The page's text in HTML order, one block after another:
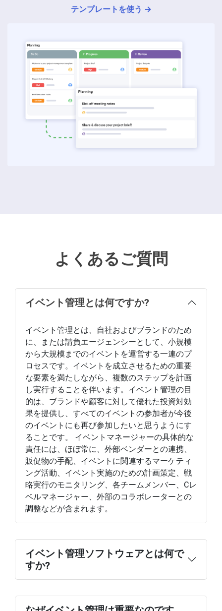
テンプレートを使う →
よくあるご質問
イベント管理とは何ですか?
イベント管理とは、自社およびブランドのため
に、または請負エージェンシーとして、小規模
から大規模までのイベントを運営する一連のプ
ロセスです。イベントを成立させるための重要
な要素を満たしながら、複数のステップを計画
し実行することを伴います。イベント管理の目
的は、ブランドや顧客に対して優れた投資対効
果を提供し、すべてのイベントの参加者が今後
のイベントにも再び参加したいと思うようにす
ることです。 イベントマネージャーの具体的な
責任には、ほぼ常に、外部ベンダーとの連携、
販促物の手配、イベントに関連するマーケティ
ング活動、イベント実施のための計画策定、戦
略実行のモニタリング、各チームメンバー、Cレ
ベルマネージャー、外部のコラボレーターとの
調整などが含まれます。
イベント管理ソフトウェアとは何で
すか?